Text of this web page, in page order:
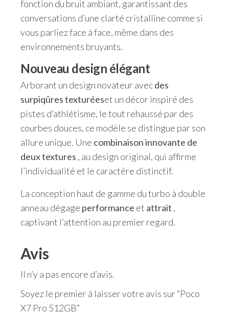
fonction du bruit ambiant, garantissant des
conversations d’une clarté cristalline comme si
vous parliez face à face, même dans des
environnements bruyants.
Nouveau design élégant
Arborant un design novateur avecdes
surpiqûres texturéeset un décor inspiré des
pistes d’athlétisme, le tout rehaussé par des
courbes douces, ce modèle se distingue par son
allure unique. Une combinaison innovante de
deux textures , au design original, qui affirme
l’individualité et le caractère distinctif.
La conception haut de gamme du turbo à double
anneau dégage performance et attrait ,
captivant l’attention au premier regard.
Avis
Il n’y a pas encore d’avis.
Soyez le premier à laisser votre avis sur “Poco
X7 Pro 512GB”